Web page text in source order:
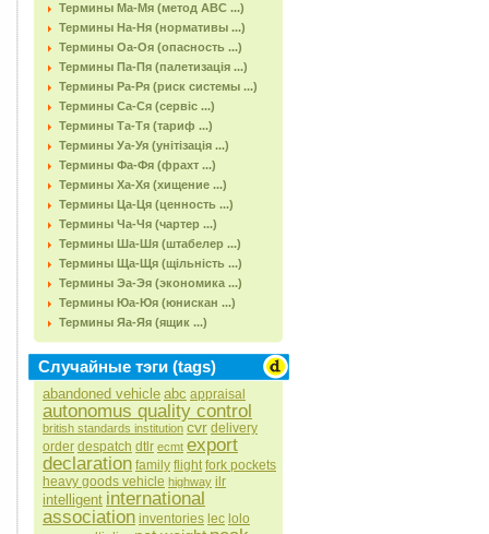
Термины Ма-Мя (метод АВС ...)
Термины На-Ня (нормативы ...)
Термины Оа-Оя (опасность ...)
Термины Па-Пя (палетизація ...)
Термины Ра-Ря (риск системы ...)
Термины Са-Ся (сервіс ...)
Термины Та-Тя (тариф ...)
Термины Уа-Уя (унітізація ...)
Термины Фа-Фя (фрахт ...)
Термины Ха-Хя (хищение ...)
Термины Ца-Ця (ценность ...)
Термины Ча-Чя (чартер ...)
Термины Ша-Шя (штабелер ...)
Термины Ща-Щя (щільність ...)
Термины Эа-Эя (экономика ...)
Термины Юа-Юя (юнискан ...)
Термины Яа-Яя (ящик ...)
Случайные тэги (tags)
abandoned vehicle abc appraisal
autonomus quality control
british standards institution cvr delivery
order despatch dtlr ecmt export
declaration family flight fork pockets
heavy goods vehicle highway ilr
intelligent international
association inventories lec lolo